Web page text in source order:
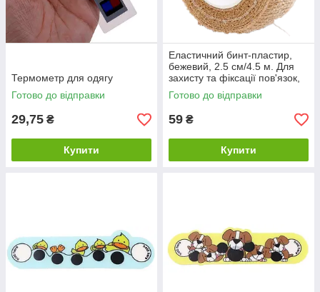
Термометр для одягу
Готово до відправки
29,75 ₴
Купити
Еластичний бинт-пластир,
бежевий, 2.5 см/4.5 м. Для
захисту та фіксації пов'язок,
ефективний спосіб захисту
Готово до відправки
59 ₴
Купити